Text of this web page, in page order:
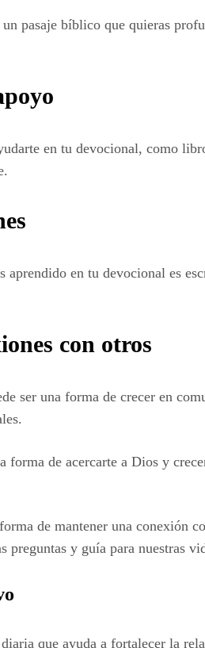
pasaje bíblico que quieras
en tu devocional, como
aprendido en tu devocional es
con otros
ser una forma de crecer en
forma de acercarte a Dios y
de mantener una
preguntas y guía para
que ayuda a fortalecer la